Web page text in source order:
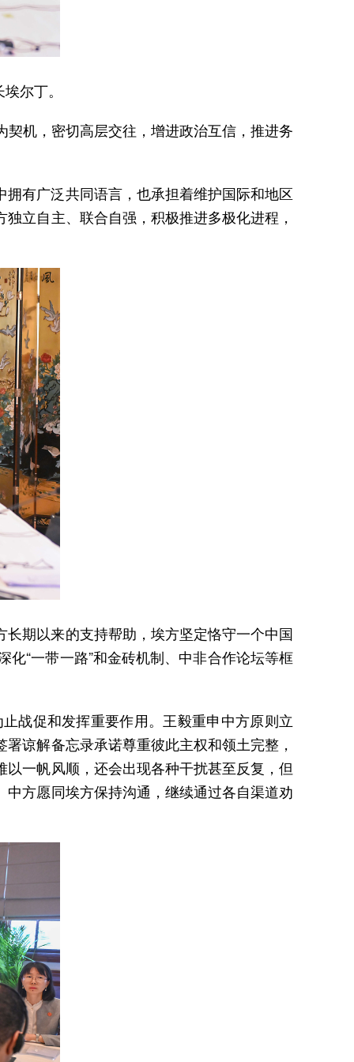
尔丁。
机，密切高层交往，增进政治互信，推进务
有广泛共同语言，也承担着维护国际和地区
立自主、联合自强，积极推进多极化进程，
期以来的支持帮助，埃方坚定恪守一个中国
“一带一路”和金砖机制、中非合作论坛等框
战促和发挥重要作用。王毅重申中方原则立
谅解备忘录承诺尊重彼此主权和领土完整，
一帆风顺，还会出现各种干扰甚至反复，但
方愿同埃方保持沟通，继续通过各自渠道劝